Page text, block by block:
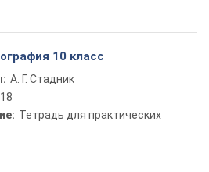
10 класс
А. Г. Стадник
Тетрадь для практических